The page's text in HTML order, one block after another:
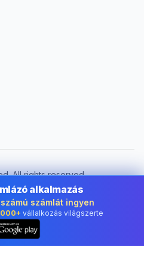
All rights reserved.
Hungary területén
Hungary
alkalmazás
számlát ingyen
vállalkozás világszerte